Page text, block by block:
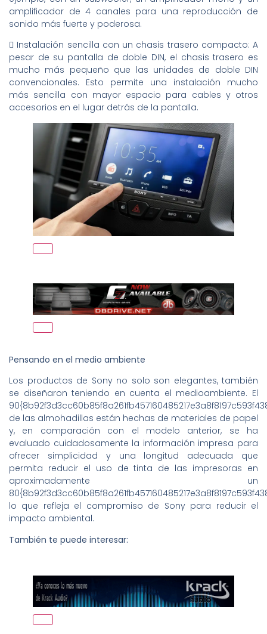
amplificador de 4 canales para una reproducción de
sonido más fuerte y poderosa.
 Instalación sencilla con un chasis trasero compacto: A
pesar de su pantalla de doble DIN, el chasis trasero es
mucho más pequeño que las unidades de doble DIN
convencionales. Esto permite una instalación mucho
más sencilla con mayor espacio para cables y otros
accesorios en el lugar detrás de la pantalla.
Pensando en el medio ambiente
Los productos de Sony no solo son elegantes, también
se diseñaron teniendo en cuenta el medioambiente. El
de las almohadillas están hechas de materiales de papel
y, en comparación con el modelo anterior, se ha
evaluado cuidadosamente la información impresa para
ofrecer simplicidad y una longitud adecuada que
permita reducir el uso de tinta de las impresoras en
aproximadamente un
lo que refleja el compromiso de Sony para reducir el
impacto ambiental.
También te puede interesar: